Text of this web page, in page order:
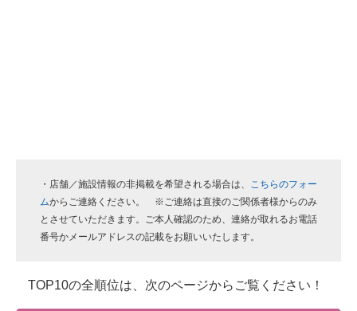
・店舗／施設情報の非掲載を希望される場合は、 こちらのフォー
ムからご連絡ください。 ※ご連絡は直接のご関係者様からのみ
とさせていただきます。ご本人確認のため、連絡が取れるお電話
番号かメールアドレスの記載をお願いいたします。
TOP10の全順位は、次のページからご覧ください！